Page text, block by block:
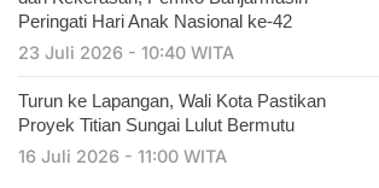
Peringati Hari Anak Nasional ke-42
23 Juli 2026 - 10:40 WITA
Turun ke Lapangan, Wali Kota Pastikan
Proyek Titian Sungai Lulut Bermutu
16 Juli 2026 - 11:00 WITA